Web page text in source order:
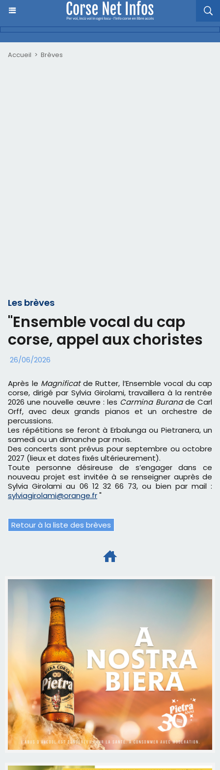
Accueil > Brèves
Les brèves
"Ensemble vocal du cap
corse, appel aux choristes
26/06/2026
Après le Magnificatde Rutter, l’Ensemble vocal du cap
corse, dirigé par Sylvia Girolami, travaillera à la rentrée
2026 une nouvelle œuvre : les Carmina Buranade Carl
Orff, avec deux grands pianos et un orchestre de
percussions.
Les répétitions se feront à Erbalunga ou Pietranera, un
samedi ou un dimanche par mois.
Des concerts sont prévus pour septembre ou octobre
2027 (lieux et dates fixés ultérieurement).
Toute personne désireuse de s’engager dans ce
nouveau projet est invitée à se renseigner auprès de
Sylvia Girolami au 06 12 32 66 73, ou bien par mail :
sylviagirolami@orange.fr"
Retour à la liste des brèves